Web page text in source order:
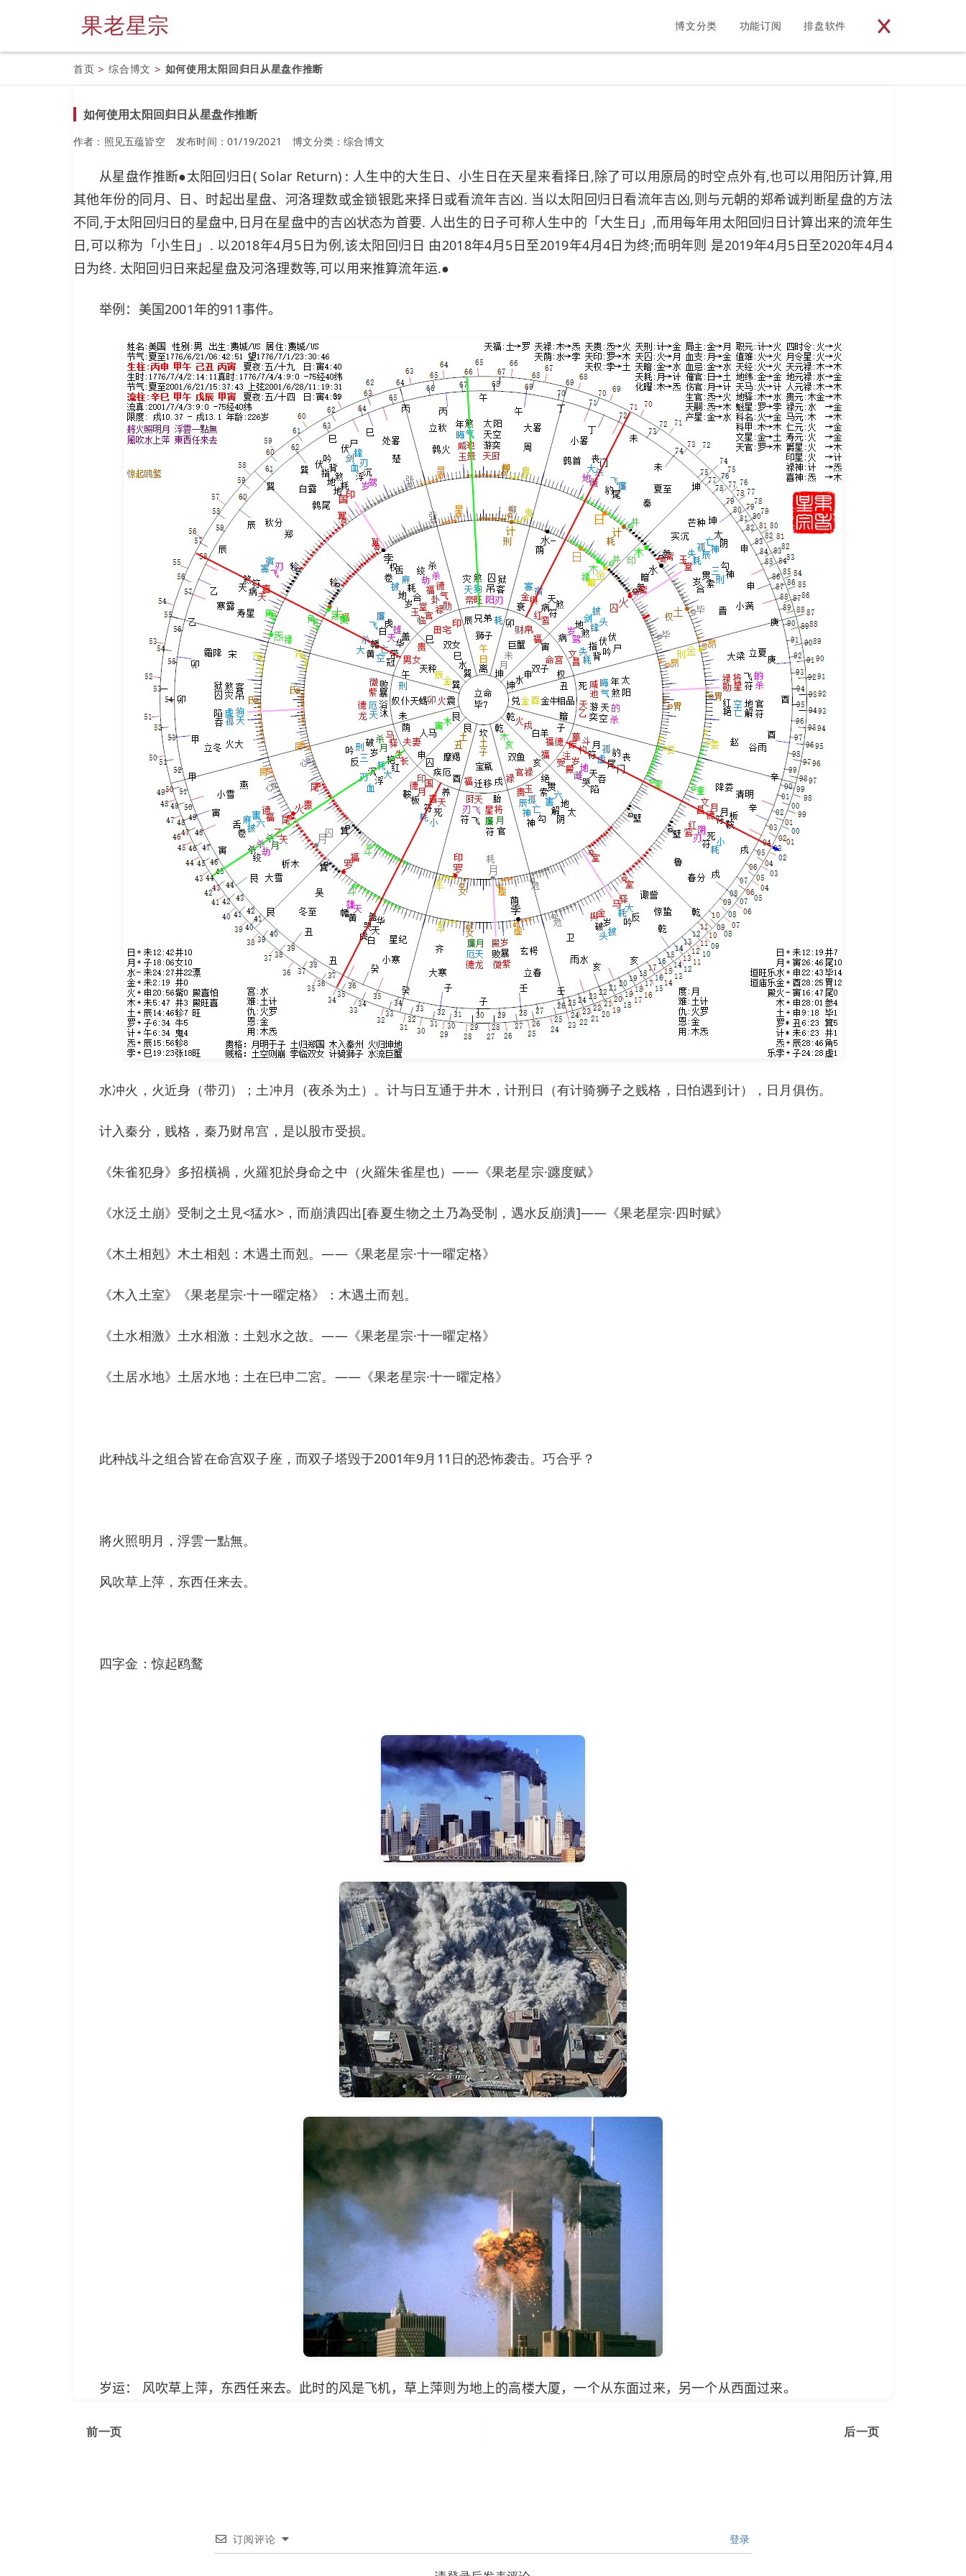
果老星宗 博文分类 功能订阅 排盘软件
首页 > 综合博文 > 如何使用太阳回归日从星盘作推断
如何使用太阳回归日从星盘作推断
作者：照见五蕴皆空 发布时间：01/19/2021 博文分类：综合博文
从星盘作推断●太阳回归日( Solar Return) : 人生中的大生日、小生日在天星来看择日,除了可以用原局的时空点外有,也可以用阳历计算,用
其他年份的同月、日、时起出星盘、河洛理数或金锁银匙来择日或看流年吉凶. 当以太阳回归日看流年吉凶,则与元朝的郑希诚判断星盘的方法
不同,于太阳回归日的星盘中,日月在星盘中的吉凶状态为首要. 人出生的日子可称人生中的「大生日」,而用每年用太阳回归日计算出来的流年生
日,可以称为「小生日」. 以2018年4月5日为例,该太阳回归日 由2018年4月5日至2019年4月4日为终;而明年则 是2019年4月5日至2020年4月4
日为终. 太阳回归日来起星盘及河洛理数等,可以用来推算流年运.●
举例：美国2001年的911事件。
水冲火，火近身（带刃）；土冲月（夜杀为土）。计与日互通于井木，计刑日（有计骑狮子之贱格，日怕遇到计），日月俱伤。
计入秦分，贱格，秦乃财帛宫，是以股市受损。
《朱雀犯身》多招橫禍，火羅犯於身命之中（火羅朱雀星也）——《果老星宗·躔度赋》
《水泛土崩》受制之土見<猛水>，而崩潰四出[春夏生物之土乃為受制，遇水反崩潰]——《果老星宗·四时赋》
《木土相剋》木土相剋：木遇土而剋。——《果老星宗·十一曜定格》
《木入土室》《果老星宗·十一曜定格》：木遇土而剋。
《土水相激》土水相激：土剋水之故。——《果老星宗·十一曜定格》
《土居水地》土居水地：土在巳申二宮。——《果老星宗·十一曜定格》
此种战斗之组合皆在命宫双子座，而双子塔毁于2001年9月11日的恐怖袭击。巧合乎？
將火照明月，浮雲一點無。
风吹草上萍，东西任来去。
四字金：惊起鸥鹜
岁运： 风吹草上萍，东西任来去。此时的风是飞机，草上萍则为地上的高楼大厦，一个从东面过来，另一个从西面过来。
前一页 后一页
订阅评论 登录